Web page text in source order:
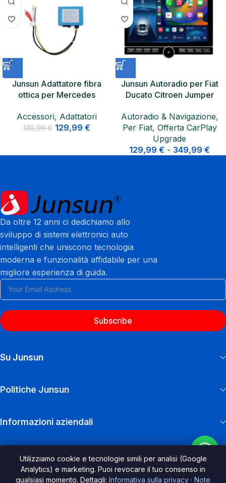
Junsun Adattatore fibra
ottica per Mercedes
autoradio retrofit
Accessori, Adattatori
139,99€ 129,99 €
Junsun Autoradio per Fiat
Ducato Citroen Jumper
Autoradio & Navigazione,
Per Fiat, Offerta CarPlay
Upgrade
129,99 € - 349,99 €
Da oltre 12 anni ci dedichiamo allo
sviluppo di sistemi elettronici auto
intelligenti che uniscono tecnologia
moderna e funzionalità affidabile per una
migliore esperienza di guida.
Subscribe
Su Junsun
Politiche Junsun
Informazioni aziendali
© 2026, junsun.
Utilizziamo cookie e tecnologie simili per analisi (Google
Analytics) e marketing. Puoi revocare il tuo consenso in
qualsiasi momento. Dettagli: Informativa sulla privacy · Note